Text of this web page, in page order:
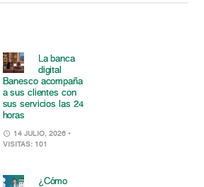
La banca
digital
Banesco acompaña
a sus clientes con
sus servicios las 24
horas
14 JULIO, 2026 •
VISITAS: 101
¿Cómo